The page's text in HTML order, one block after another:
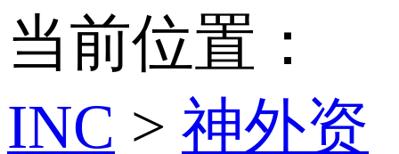
当前位置：
INC > 神外资